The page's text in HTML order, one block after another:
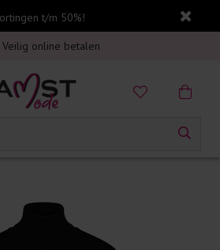
t/m 50%!
in Nederland vanaf €75,-
Veilig online betalen
op jouw aankoop
in Nederland vanaf €75,-